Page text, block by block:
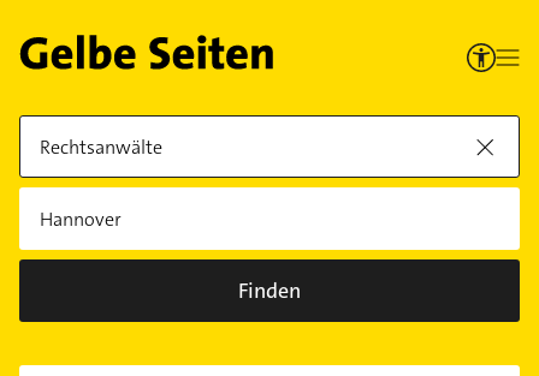
Finden